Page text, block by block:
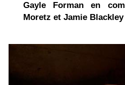
Gayle Forman en
Moretz et Jamie Blackley